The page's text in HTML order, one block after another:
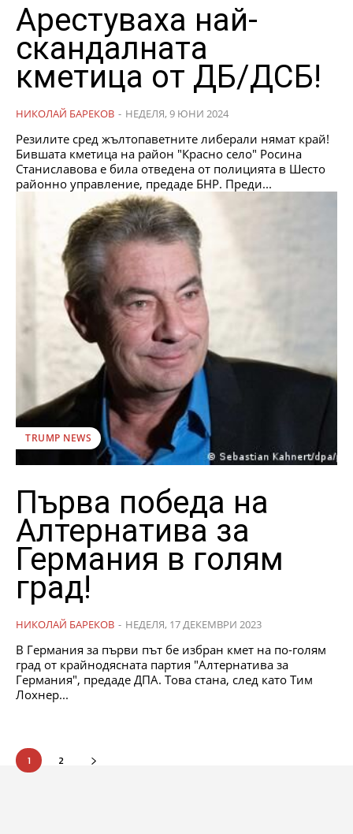
Арестуваха най-
скандалната
кметица от ДБ/ДСБ!
НИКОЛАЙ БАРЕКОВ - НЕДЕЛЯ, 9 ЮНИ 2024
Резилите сред жълтопаветните либерали нямат край!
Бившата кметица на район "Красно село" Росина
Станиславова е била отведена от полицията в Шесто
районно управление, предаде БНР. Преди...
TRUMP NEWS
Първа победа на
Алтернатива за
Германия в голям
град!
НИКОЛАЙ БАРЕКОВ - НЕДЕЛЯ, 17 ДЕКЕМВРИ 2023
В Германия за първи път бе избран кмет на по-голям
град от крайнодясната партия "Алтернатива за
Германия", предаде ДПА. Това стана, след като Тим
Лохнер...
1 2